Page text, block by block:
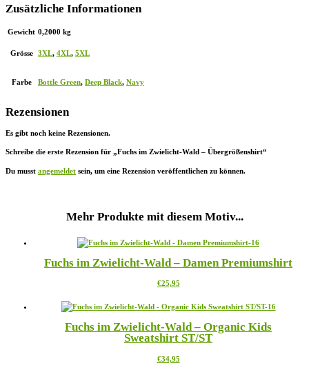
Zusätzliche Informationen
Gewicht 0,2000 kg
Grösse 3XL, 4XL, 5XL
Farbe Bottle Green, Deep Black, Navy
Rezensionen
Es gibt noch keine Rezensionen.
Schreibe die erste Rezension für „Fuchs im Zwielicht-Wald – Übergrößenshirt“
Du musst angemeldet sein, um eine Rezension veröffentlichen zu können.
Mehr Produkte mit diesem Motiv...
Fuchs im Zwielicht-Wald – Damen Premiumshirt
€25,95Dieses
weist
Varianten
auf.
Optionen
Fuchs im Zwielicht-Wald – Organic Kids
Sweatshirt ST/ST
€34,95Dieses